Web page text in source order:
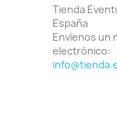
Tienda
España
Envíenos un
electrónico: